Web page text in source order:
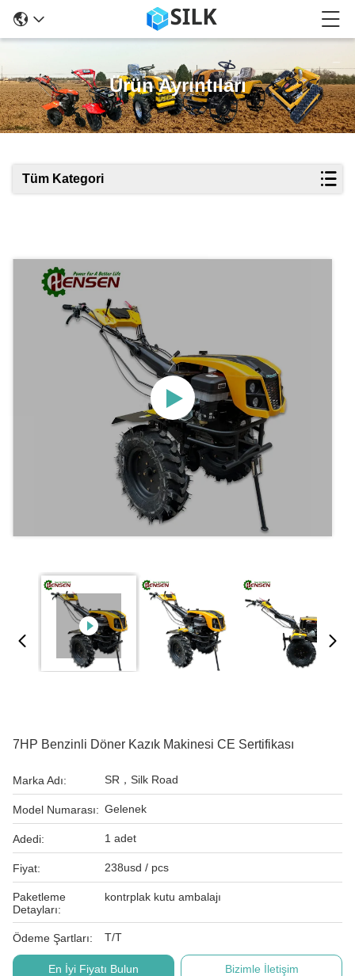
Ürün Ayrıntıları
Tüm Kategori
7HP Benzinli Döner Kazık Makinesi CE Sertifikası
Marka Adı: SR，Silk Road
Model Numarası: Gelenek
Adedi: 1 adet
Fiyat: 238usd / pcs
Paketleme
Detayları:
kontrplak kutu ambalajı
Ödeme Şartları: T/T
En İyi Fiyatı Bulun Bizimle İletişim